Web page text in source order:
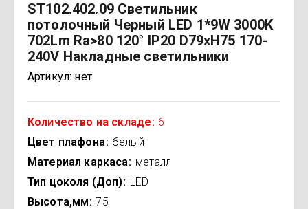
ST102.402.09 Светильник
потолочный Черный LED 1*9W 3000K
702Lm Ra>80 120° IP20 D79xH75 170-
240V Накладные светильники
Артикул: нет
Количество на складе
6
Цвет плафона белый
Материал каркаса
металл
Тип цоколя (Доп)
LED
Высота,мм
75